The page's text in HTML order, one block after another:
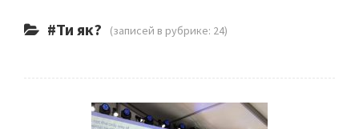
#Ти як? (записей в рубрике: 24)